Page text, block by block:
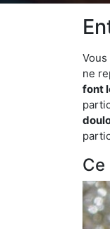
ne
font
Ce